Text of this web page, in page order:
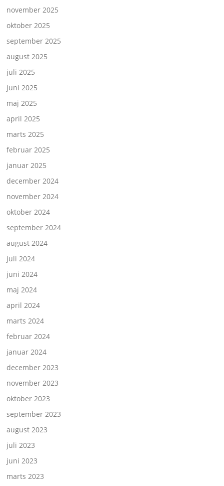
november 2025
oktober 2025
september 2025
august 2025
juli 2025
juni 2025
maj 2025
april 2025
marts 2025
februar 2025
januar 2025
december 2024
november 2024
oktober 2024
september 2024
august 2024
juli 2024
juni 2024
maj 2024
april 2024
marts 2024
februar 2024
januar 2024
december 2023
november 2023
oktober 2023
september 2023
august 2023
juli 2023
juni 2023
marts 2023